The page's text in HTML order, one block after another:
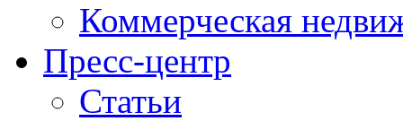
Коммерческая
Пресс-центр
Статьи